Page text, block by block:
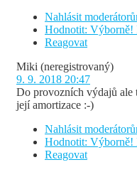
Nahlásit
Hodnotit: Výborně!
Reagovat
Miki (neregistrovaný)
9. 9. 2018 20:47
Do provozních výdajů ale
její amortizace :-)
Nahlásit
Hodnotit: Výborně!
Reagovat